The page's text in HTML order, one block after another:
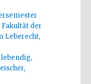
der
Leberecht,